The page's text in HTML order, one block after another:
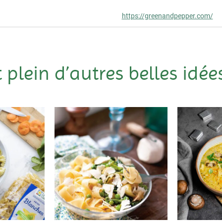
https://greenandpepper.com/
plein d’autres belles